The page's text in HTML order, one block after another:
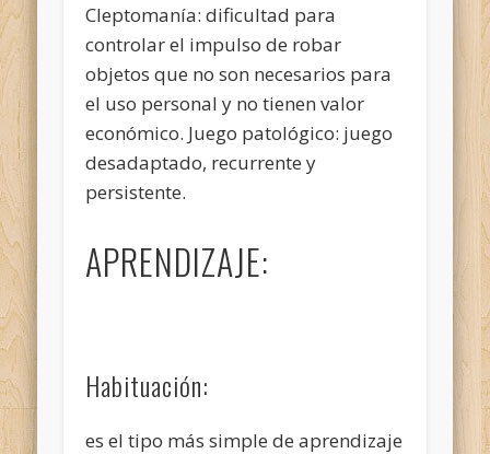
Cleptomanía: dificultad para
controlar el impulso de robar
objetos que no son necesarios para
el uso personal y no tienen valor
económico. Juego patológico: juego
desadaptado, recurrente y
persistente.
APRENDIZAJE:
Habituación:
es el tipo más simple de aprendizaje